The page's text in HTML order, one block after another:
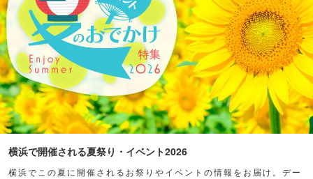
横浜で開催される夏祭り・イベント2026
横浜でこの夏に開催されるお祭りやイベントの情報をお届け。デー